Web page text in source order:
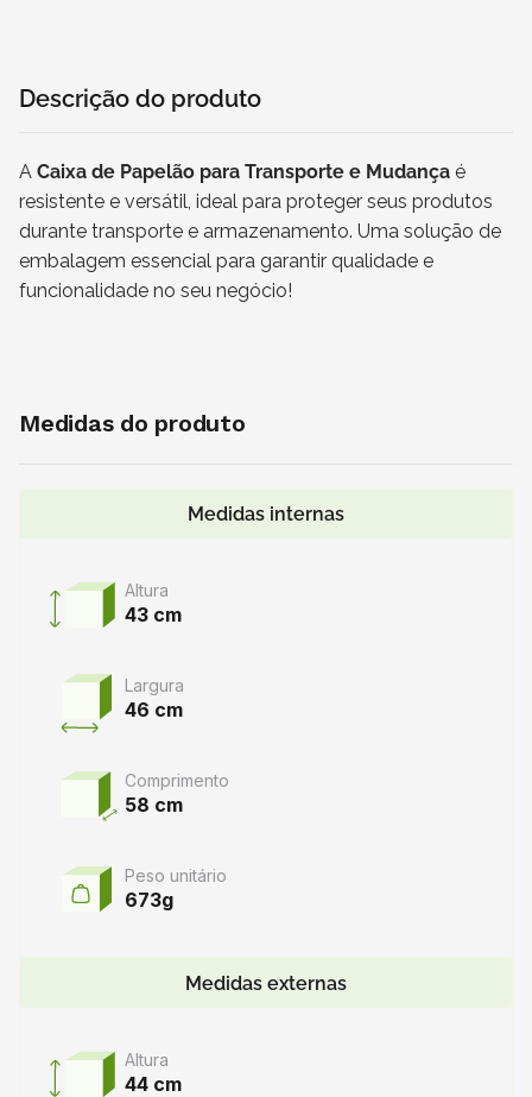
Descrição do produto
A Caixa de Papelão para Transporte e Mudança é
resistente e versátil, ideal para proteger seus produtos
durante transporte e armazenamento. Uma solução de
embalagem essencial para garantir qualidade e
funcionalidade no seu negócio!
Medidas do produto
Medidas internas
Altura
43 cm
Largura
46 cm
Comprimento
58 cm
Peso unitário
673g
Medidas externas
Altura
44 cm